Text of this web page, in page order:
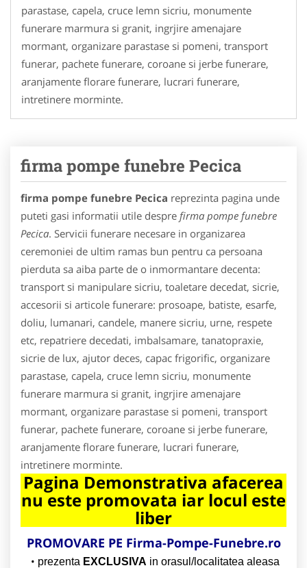
parastase, capela, cruce lemn sicriu, monumente
funerare marmura si granit, ingrjire amenajare
mormant, organizare parastase si pomeni, transport
funerar, pachete funerare, coroane si jerbe funerare,
aranjamente florare funerare, lucrari funerare,
intretinere morminte.
firma pompe funebre Pecica
firma pompe funebre Pecica reprezinta pagina unde
puteti gasi informatii utile despre firma pompe funebre
Pecica. Servicii funerare necesare in organizarea
ceremoniei de ultim ramas bun pentru ca persoana
pierduta sa aiba parte de o inmormantare decenta:
transport si manipulare sicriu, toaletare decedat, sicrie,
accesorii si articole funerare: prosoape, batiste, esarfe,
doliu, lumanari, candele, manere sicriu, urne, respete
etc, repatriere decedati, imbalsamare, tanatopraxie,
sicrie de lux, ajutor deces, capac frigorific, organizare
parastase, capela, cruce lemn sicriu, monumente
funerare marmura si granit, ingrjire amenajare
mormant, organizare parastase si pomeni, transport
funerar, pachete funerare, coroane si jerbe funerare,
aranjamente florare funerare, lucrari funerare,
intretinere morminte.
Pagina Demonstrativa afacerea
nu este promovata iar locul este
liber
PROMOVARE PE Firma-Pompe-Funebre.ro
prezenta EXCLUSIVA in orasul/localitatea aleasa